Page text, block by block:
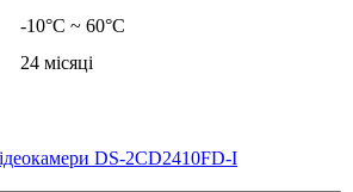
-10°C ~ 60°C
24 місяці
DS-2CD2410FD-I